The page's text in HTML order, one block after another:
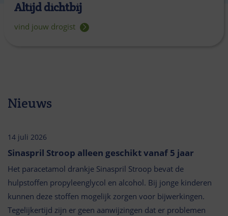
Altijd dichtbij
vind jouw drogist
Nieuws
14 juli 2026
Sinaspril Stroop alleen geschikt vanaf 5 jaar
Het paracetamol drankje Sinaspril Stroop bevat de
hulpstoffen propyleenglycol en alcohol. Bij jonge kinderen
kunnen deze stoffen mogelijk zorgen voor bijwerkingen.
Tegelijkertijd zijn er geen aanwijzingen dat er problemen